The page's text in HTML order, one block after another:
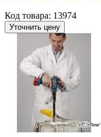
Код товара: 13974
Уточнить цену